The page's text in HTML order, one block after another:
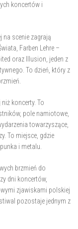
koncertów i
scenie zagrają
Farben Lehre –
oraz Illusion, jeden z
To dzień, który z
koncerty. To
pole namiotowe,
towarzyszące,
To miejsce, gdzie
i metalu.
brzmień do
dni koncertów,
zjawiskami polskiej
pozostaje jednym z